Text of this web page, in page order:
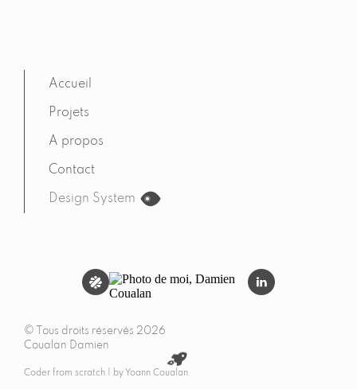
Accueil
Projets
A propos
Contact
Design System
© Tous droits réservés 2026
Coualan Damien
Coder from scratch | by Yoann Coualan